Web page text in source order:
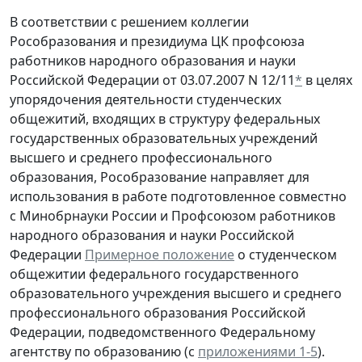
В соответствии с решением коллегии
Рособразования и президиума ЦК профсоюза
работников народного образования и науки
Российской Федерации от 03.07.2007 N 12/11* в целях
упорядочения деятельности студенческих
общежитий, входящих в структуру федеральных
государственных образовательных учреждений
высшего и среднего профессионального
образования, Рособразование направляет для
использования в работе подготовленное совместно
с Минобрнауки России и Профсоюзом работников
народного образования и науки Российской
Федерации Примерное положение о студенческом
общежитии федерального государственного
образовательного учреждения высшего и среднего
профессионального образования Российской
Федерации, подведомственного Федеральному
агентству по образованию (с приложениями 1-5).